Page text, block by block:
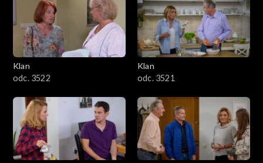
Klan
odc. 3522
Klan
odc. 3521